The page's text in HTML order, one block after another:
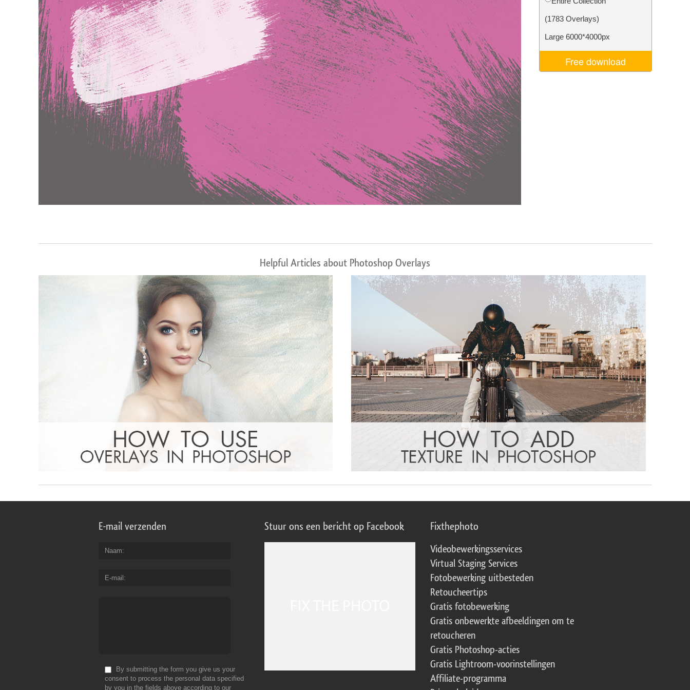
Productfoto's bewerken Sieraden Fotobewerking AI-trainingsgegevens
(1783 Overlays)
Large 6000*4000px
Free download
Helpful Articles about Photoshop Overlays
E-mail verzenden
Naam
E-mail
By submitting the form you give us your
consent to process the personal data specified
by you in the fields above according to our
Stuur ons een bericht op Facebook Fixthephoto
Videobewerkingsservices
Virtual Staging Services
Fotobewerking uitbesteden
Retoucheertips
Gratis fotobewerking
Gratis onbewerkte afbeeldingen om te
retoucheren
Gratis Photoshop-acties
Gratis Lightroom-voorinstellingen
Affiliate-programma